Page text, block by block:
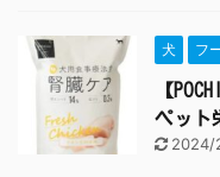
犬 フ
【
ペット
2024/